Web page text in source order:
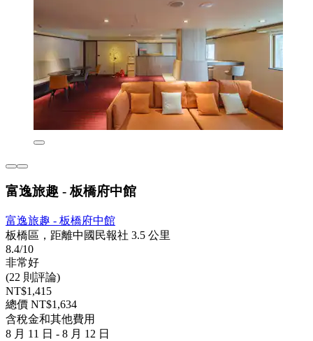
富逸旅趣 - 板橋府中館
富逸旅趣 - 板橋府中館
板橋區，距離中國民報社 3.5 公里
8.4/10
非常好
(22 則評論)
NT$1,415
總價 NT$1,634
含稅金和其他費用
8 月 11 日 - 8 月 12 日